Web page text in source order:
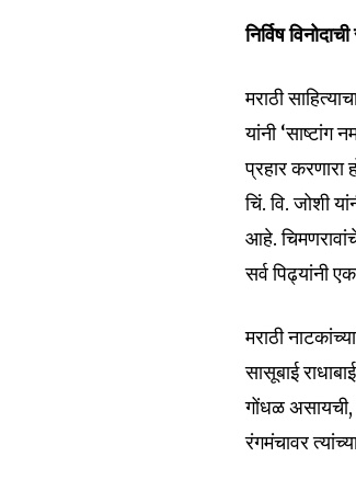
won't spam
निर्विष
मराठी
यांनी ‘साष्टांग
प्रहार
चिं. वि. जोशी
आहे.
सर्व पिढ्यांनी
मराठी
सासूबाई
गोंधळ
रंगमंचावर